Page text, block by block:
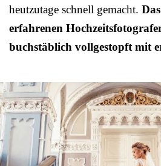
heutzutage schnell gemacht.
erfahrenen
buchstäblich vollgestopft mit